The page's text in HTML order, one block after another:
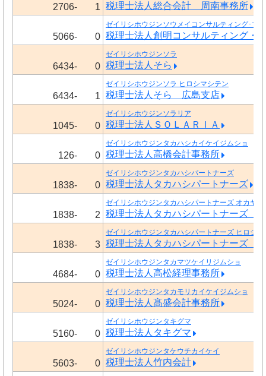
2706- 1 税理士法人総合会計 周南事務所
5066- 0
ゼイリシホウジンソウメイコンサルティング･ブ
税理士法人創明コンサルティング・
6434- 0
ゼイリシホウジンソラ
税理士法人そら
6434- 1
ゼイリシホウジンソラ ヒロシマシテン
税理士法人そら 広島支店
1045- 0
ゼイリシホウジンソラリア
税理士法人ＳＯＬＡＲＩＡ
126- 0
ゼイリシホウジンタカハシカイケイジムショ
税理士法人高橋会計事務所
1838- 0
ゼイリシホウジンタカハシパートナーズ
税理士法人タカハシパートナーズ
1838- 2
ゼイリシホウジンタカハシパートナーズ オカヤマ
税理士法人タカハシパートナーズ
1838- 3
ゼイリシホウジンタカハシパートナーズ ヒロシマ
税理士法人タカハシパートナーズ
4684- 0
ゼイリシホウジンタカマツケイリジムショ
税理士法人高松経理事務所
5024- 0
ゼイリシホウジンタカモリカイケイジムショ
税理士法人髙盛会計事務所
5160- 0
ゼイリシホウジンタキグマ
税理士法人タキグマ
5603- 0
ゼイリシホウジンタケウチカイケイ
税理士法人竹内会計